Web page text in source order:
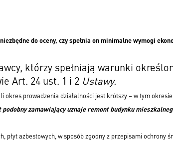
do oceny, czy spełnia on minimalne wymogi
którzy spełniają warunki
Art. 24 ust. 1 i 2 Ustawy.
prowadzenia działalności jest krótszy – w tym
zamawiający uznaje remont budynku
płyt azbestowych, w sposób zgodny z przepisami ochrony